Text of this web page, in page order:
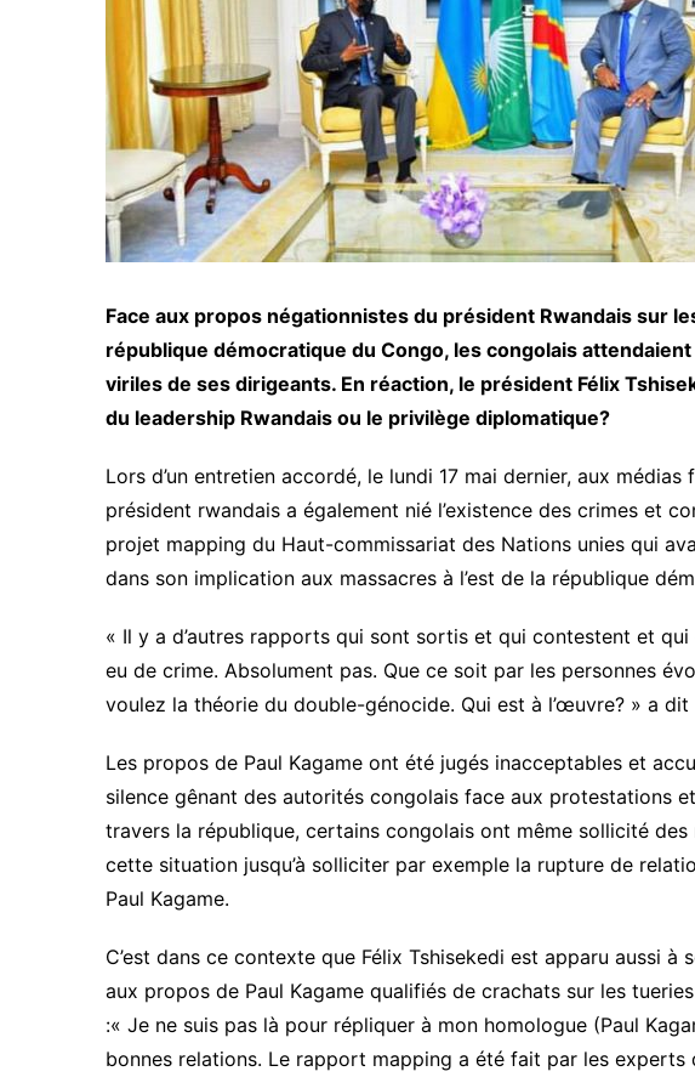
Face aux propos négationnistes du président Rwandais sur
république démocratique du Congo, les congolais
viriles de ses dirigeants. En réaction, le président Félix
du leadership Rwandais ou le privilège diplomatique?
Lors d’un entretien accordé, le lundi 17 mai dernier, aux médias
président rwandais a également nié l’existence des crimes et
projet mapping du Haut-commissariat des Nations unies qui
dans son implication aux massacres à l’est de la république
« Il y a d’autres rapports qui sont sortis et qui contestent et qui
eu de crime. Absolument pas. Que ce soit par les personnes
voulez la théorie du double-génocide. Qui est à l’œuvre? » a dit
Les propos de Paul Kagame ont été jugés inacceptables et
silence gênant des autorités congolais face aux protestations
travers la république, certains congolais ont même sollicité
cette situation jusqu’à solliciter par exemple la rupture de
Paul Kagame.
C’est dans ce contexte que Félix Tshisekedi est apparu aussi à
aux propos de Paul Kagame qualifiés de crachats sur les
:« Je ne suis pas là pour répliquer à mon homologue (Paul
bonnes relations. Le rapport mapping a été fait par les experts